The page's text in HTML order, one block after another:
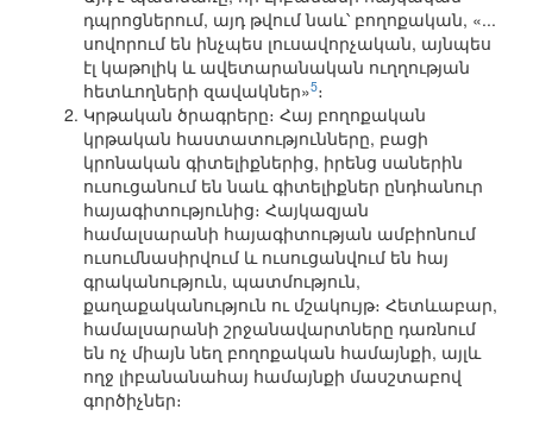
դպրոցներում, այդ թվում նաև՝ բողոքական, «...
սովորում են ինչպես լուսավորչական, այնպես
էլ կաթոլիկ և ավետարանական ուղղության
հետևողների զավակներ»5։
Կրթական ծրագրերը։ Հայ բողոքական
կրթական հաստատությունները, բացի
կրոնական գիտելիքներից, իրենց սաներին
ուսուցանում են նաև գիտելիքներ ընդհանուր
հայագիտությունից։ Հայկազյան
համալսարանի հայագիտության ամբիոնում
ուսումնասիրվում և ուսուցանվում են հայ
գրականություն, պատմություն,
քաղաքականություն ու մշակույթ։ Հետևաբար,
համալսարանի շրջանավարտները դառնում
են ոչ միայն նեղ բողոքական համայնքի, այլև
ողջ լիբանանահայ համայնքի մասշտաբով
գործիչներ։